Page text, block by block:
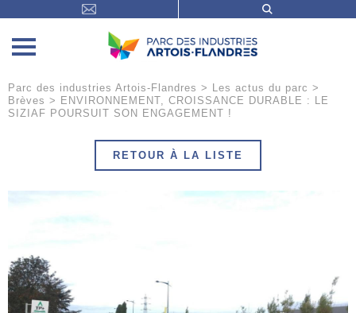
Parc des industries Artois-Flandres > Les actus du parc >
Brèves > ENVIRONNEMENT, CROISSANCE DURABLE : LE
SIZIAF POURSUIT SON ENGAGEMENT !
RETOUR À LA LISTE